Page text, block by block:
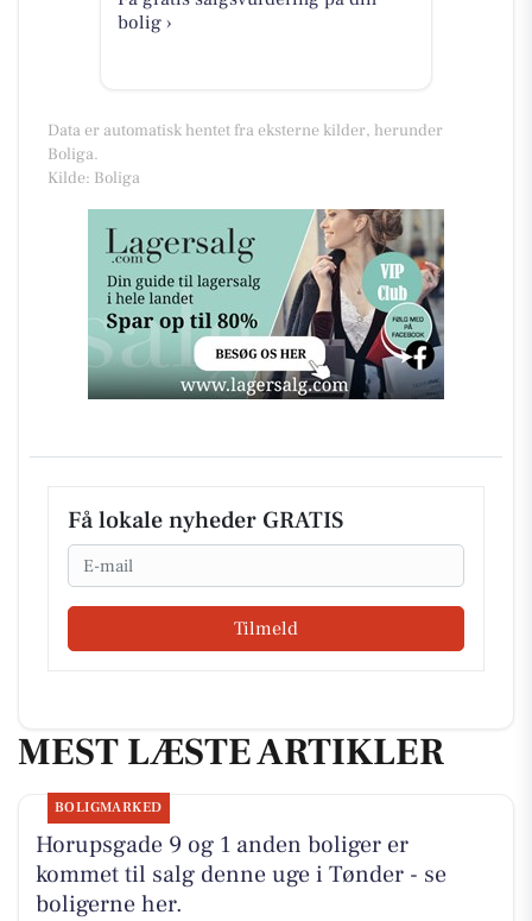
bolig ›
Data er automatisk hentet fra eksterne kilder, herunder
Boliga.
Kilde: Boliga
Få lokale nyheder GRATIS
Email
Tilmeld
MEST LÆSTE ARTIKLER
BOLIGMARKED
Horupsgade 9 og 1 anden boliger er
kommet til salg denne uge i Tønder - se
boligerne her.